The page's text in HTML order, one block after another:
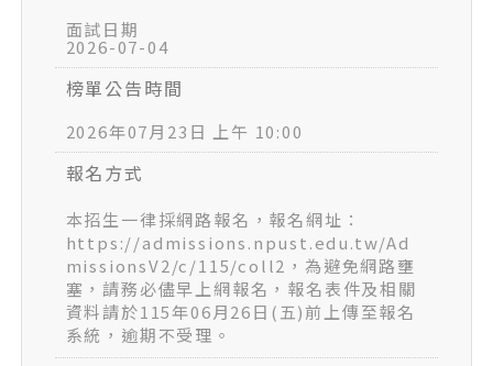
面試日期
2026-07-04
榜單公告時間
2026年07月23日 上午 10:00
報名方式
本招生一律採網路報名，報名網址：
https://admissions.npust.edu.tw/Ad
missionsV2/c/115/coll2，為避免網路壅
塞，請務必儘早上網報名，報名表件及相關
資料請於115年06月26日(五)前上傳至報名
系統，逾期不受理。